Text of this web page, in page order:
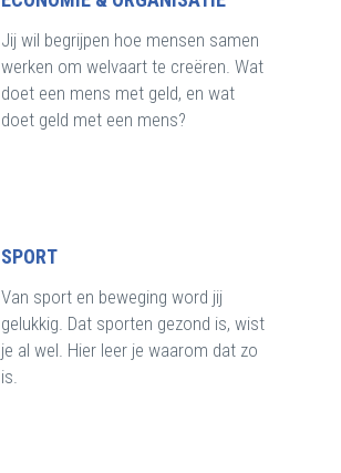
Jij wil begrijpen hoe mensen samen
werken om welvaart te creëren. Wat
doet een mens met geld, en wat
doet geld met een mens?
SPORT
Van sport en beweging word jij
gelukkig. Dat sporten gezond is, wist
je al wel. Hier leer je waarom dat zo
is.